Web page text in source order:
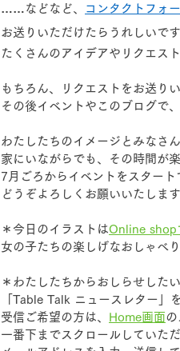
……などなど、
コンタクトフォ
お送りいただけたらうれしいです
たくさんのアイデアやリクエス
もちろん、リクエストをお送り
その後イベントやこのブログで
わたしたちのイメージとみなさ
家にいながらでも、その時間が
7月ごろからイベントをスタート
どうぞよろしくお願いいたします
＊今日のイラストはOnline shop
女の子たちの楽しげなおしゃべ
＊わたしたちからおしらせした
「Table Talk ニュースレター」
受信ご希望の方は、 Home画面
一番下までスクロールしていた